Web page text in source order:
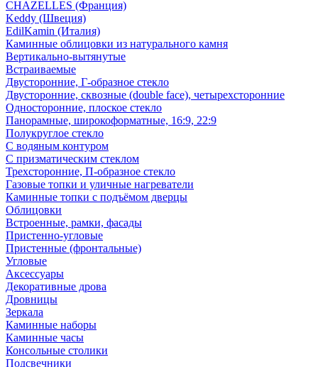
CHAZELLES (Франция)
Keddy (Швеция)
EdilKamin (Италия)
Каминные облицовки из натурального камня
Вертикально-вытянутые
Встраиваемые
Двусторонние, Г-образное стекло
Двусторонние, сквозные (double face), четырехсторонние
Односторонние, плоское стекло
Панорамные, широкоформатные, 16:9, 22:9
Полукруглое стекло
С водяным контуром
С призматическим стеклом
Трехсторонние, П-образное стекло
Газовые топки и уличные нагреватели
Каминные топки с подъёмом дверцы
Облицовки
Встроенные, рамки, фасады
Пристенно-угловые
Пристенные (фронтальные)
Угловые
Аксессуары
Декоративные дрова
Дровницы
Зеркала
Каминные наборы
Каминные часы
Консольные столики
Подсвечники